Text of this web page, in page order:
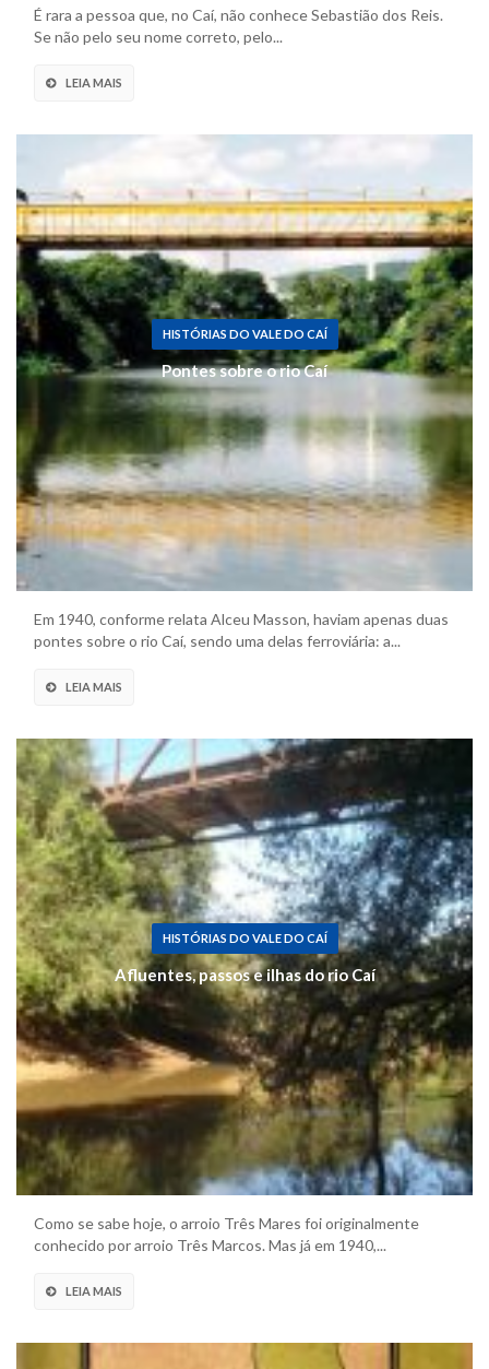
É rara a pessoa que, no Caí, não conhece Sebastião dos Reis.
Se não pelo seu nome correto, pelo...
LEIA MAIS
HISTÓRIAS DO VALE DO CAÍ
Pontes sobre o rio Caí
Em 1940, conforme relata Alceu Masson, haviam apenas duas
pontes sobre o rio Caí, sendo uma delas ferroviária: a...
LEIA MAIS
HISTÓRIAS DO VALE DO CAÍ
Afluentes, passos e ilhas do rio Caí
Como se sabe hoje, o arroio Três Mares foi originalmente
conhecido por arroio Três Marcos. Mas já em 1940,...
LEIA MAIS